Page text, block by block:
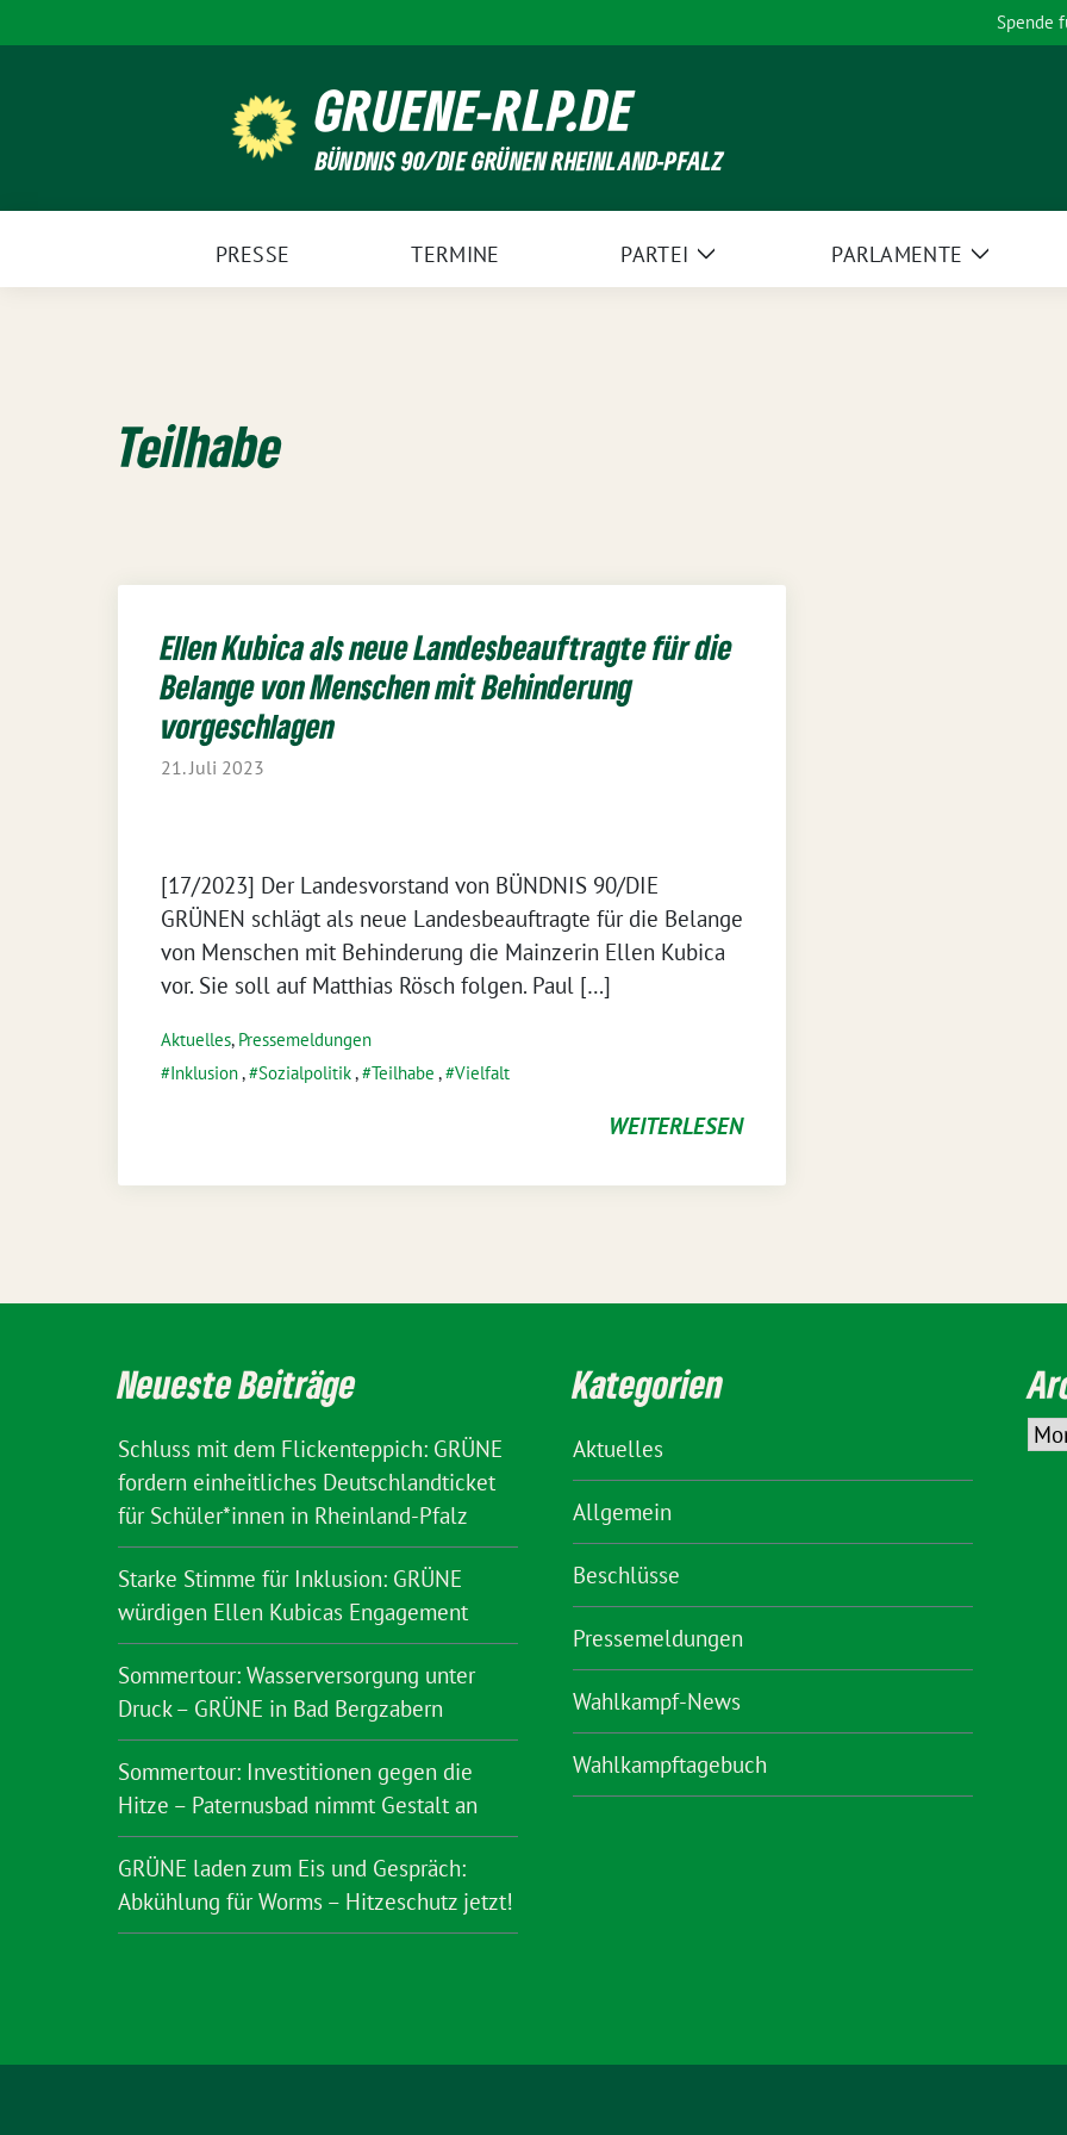
zum
Spende
GRUENE-RLP.DE
BÜNDNIS 90/DIE GRÜNEN RHEINLAND-PFALZ
PRESSE TERMINE PARTEI
Zeige
PARLAMENTE
Zeige
Teilhabe
Ellen Kubica als neue Landesbeauftragte für die
Belange von Menschen mit Behinderung
vorgeschlagen
21. Juli 2023
[17/2023] Der Landesvorstand von BÜNDNIS 90/DIE
GRÜNEN schlägt als neue Landesbeauftragte für die Belange
von Menschen mit Behinderung die Mainzerin Ellen Kubica
vor. Sie soll auf Matthias Rösch folgen. Paul […]
Aktuelles, Pressemeldungen
Inklusion, Sozialpolitik, Teilhabe , Vielfalt
WEITERLESEN
Neueste Beiträge
Schluss mit dem Flickenteppich: GRÜNE
fordern einheitliches Deutschlandticket
für Schüler*innen in Rheinland-Pfalz
Starke Stimme für Inklusion: GRÜNE
würdigen Ellen Kubicas Engagement
Sommertour: Wasserversorgung unter
Druck – GRÜNE in Bad Bergzabern
Sommertour: Investitionen gegen die
Hitze – Paternusbad nimmt Gestalt an
GRÜNE laden zum Eis und Gespräch:
Abkühlung für Worms – Hitzeschutz jetzt!
Kategorien
Aktuelles
Allgemein
Beschlüsse
Pressemeldungen
Wahlkampf-News
Wahlkampftagebuch